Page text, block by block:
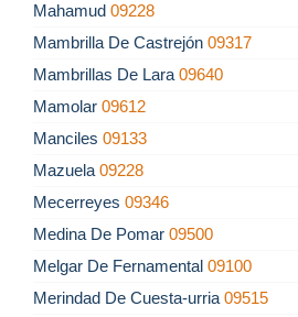
Mahamud 09228
Mambrilla De Castrejón 09317
Mambrillas De Lara 09640
Mamolar 09612
Manciles 09133
Mazuela 09228
Mecerreyes 09346
Medina De Pomar 09500
Melgar De Fernamental 09100
Merindad De Cuesta-urria 09515